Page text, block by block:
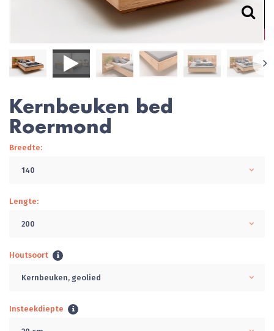
Kernbeuken bed
Roermond
Breedte:
140
Lengte:
200
Houtsoort
Kernbeuken, geolied
Insteekdiepte